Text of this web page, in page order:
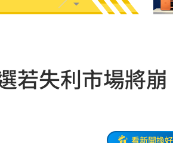
若失利市場將崩
看新聞換